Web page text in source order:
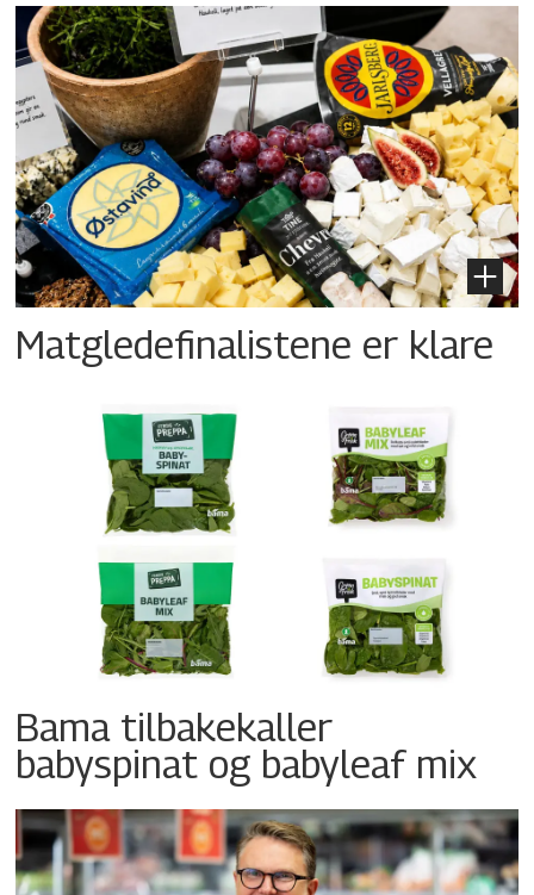
Matgledefinalistene er klare
Bama tilbakekaller
babyspinat og babyleaf mix